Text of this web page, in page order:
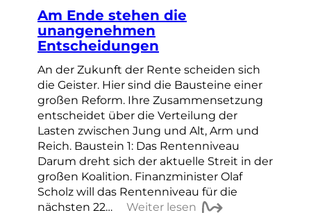
Am Ende stehen die
unangenehmen
Entscheidungen
An der Zukunft der Rente scheiden sich
die Geister. Hier sind die Bausteine einer
großen Reform. Ihre Zusammensetzung
entscheidet über die Verteilung der
Lasten zwischen Jung und Alt, Arm und
Reich. Baustein 1: Das Rentenniveau
Darum dreht sich der aktuelle Streit in der
großen Koalition. Finanzminister Olaf
Scholz will das Rentenniveau für die
nächsten 22…
Weiter lesen